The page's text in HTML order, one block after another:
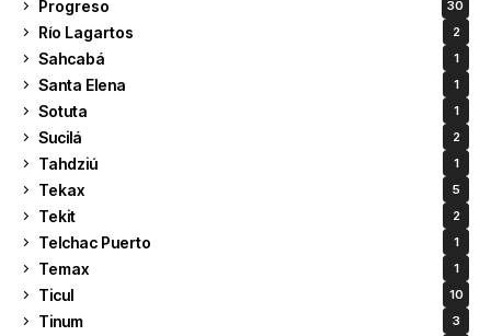
Progreso 30
Río Lagartos 2
Sahcabá 1
Santa Elena 1
Sotuta 1
Sucilá 2
Tahdziú 1
Tekax 5
Tekit 2
Telchac Puerto 1
Temax 1
Ticul 10
Tinum 3